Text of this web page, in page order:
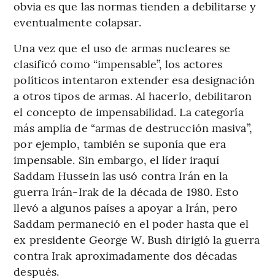
obvia es que las normas tienden a debilitarse y
eventualmente colapsar.
Una vez que el uso de armas nucleares se
clasificó como “impensable”, los actores
políticos intentaron extender esa designación
a otros tipos de armas. Al hacerlo, debilitaron
el concepto de impensabilidad. La categoría
más amplia de “armas de destrucción masiva”,
por ejemplo, también se suponía que era
impensable. Sin embargo, el líder iraquí
Saddam Hussein las usó contra Irán en la
guerra Irán-Irak de la década de 1980. Esto
llevó a algunos países a apoyar a Irán, pero
Saddam permaneció en el poder hasta que el
ex presidente George W. Bush dirigió la guerra
contra Irak aproximadamente dos décadas
después.